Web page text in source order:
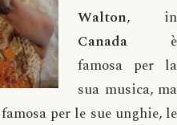
Walton, in
Canada è
famosa per la
sua musica, ma
per le sue unghie, le